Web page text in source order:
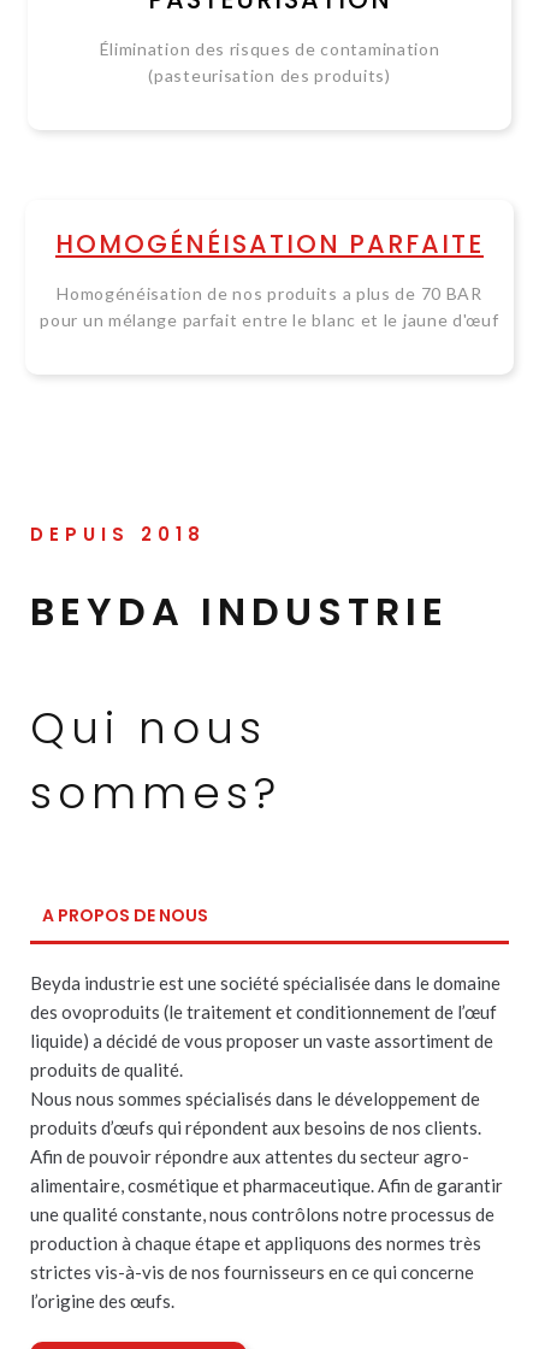
Élimination des risques de contamination
(pasteurisation des produits)
HOMOGÉNÉISATION PARFAITE
Homogénéisation de nos produits a plus de 70 BAR
pour un mélange parfait entre le blanc et le jaune d'œuf
DEPUIS 2018
BEYDA INDUSTRIE
Qui nous
sommes?
A PROPOS DE NOUS
Beyda industrie est une société spécialisée dans le domaine
des ovoproduits (le traitement et conditionnement de l’œuf
liquide) a décidé de vous proposer un vaste assortiment de
produits de qualité.
Nous nous sommes spécialisés dans le développement de
produits d’œufs qui répondent aux besoins de nos clients.
Afin de pouvoir répondre aux attentes du secteur agro-
alimentaire, cosmétique et pharmaceutique. Afin de garantir
une qualité constante, nous contrôlons notre processus de
production à chaque étape et appliquons des normes très
strictes vis-à-vis de nos fournisseurs en ce qui concerne
l’origine des œufs.